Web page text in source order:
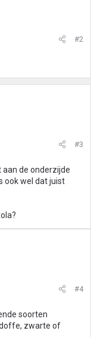
#2
#3
aan de onderzijde
ook wel dat juist
#4
soorten
zwarte of